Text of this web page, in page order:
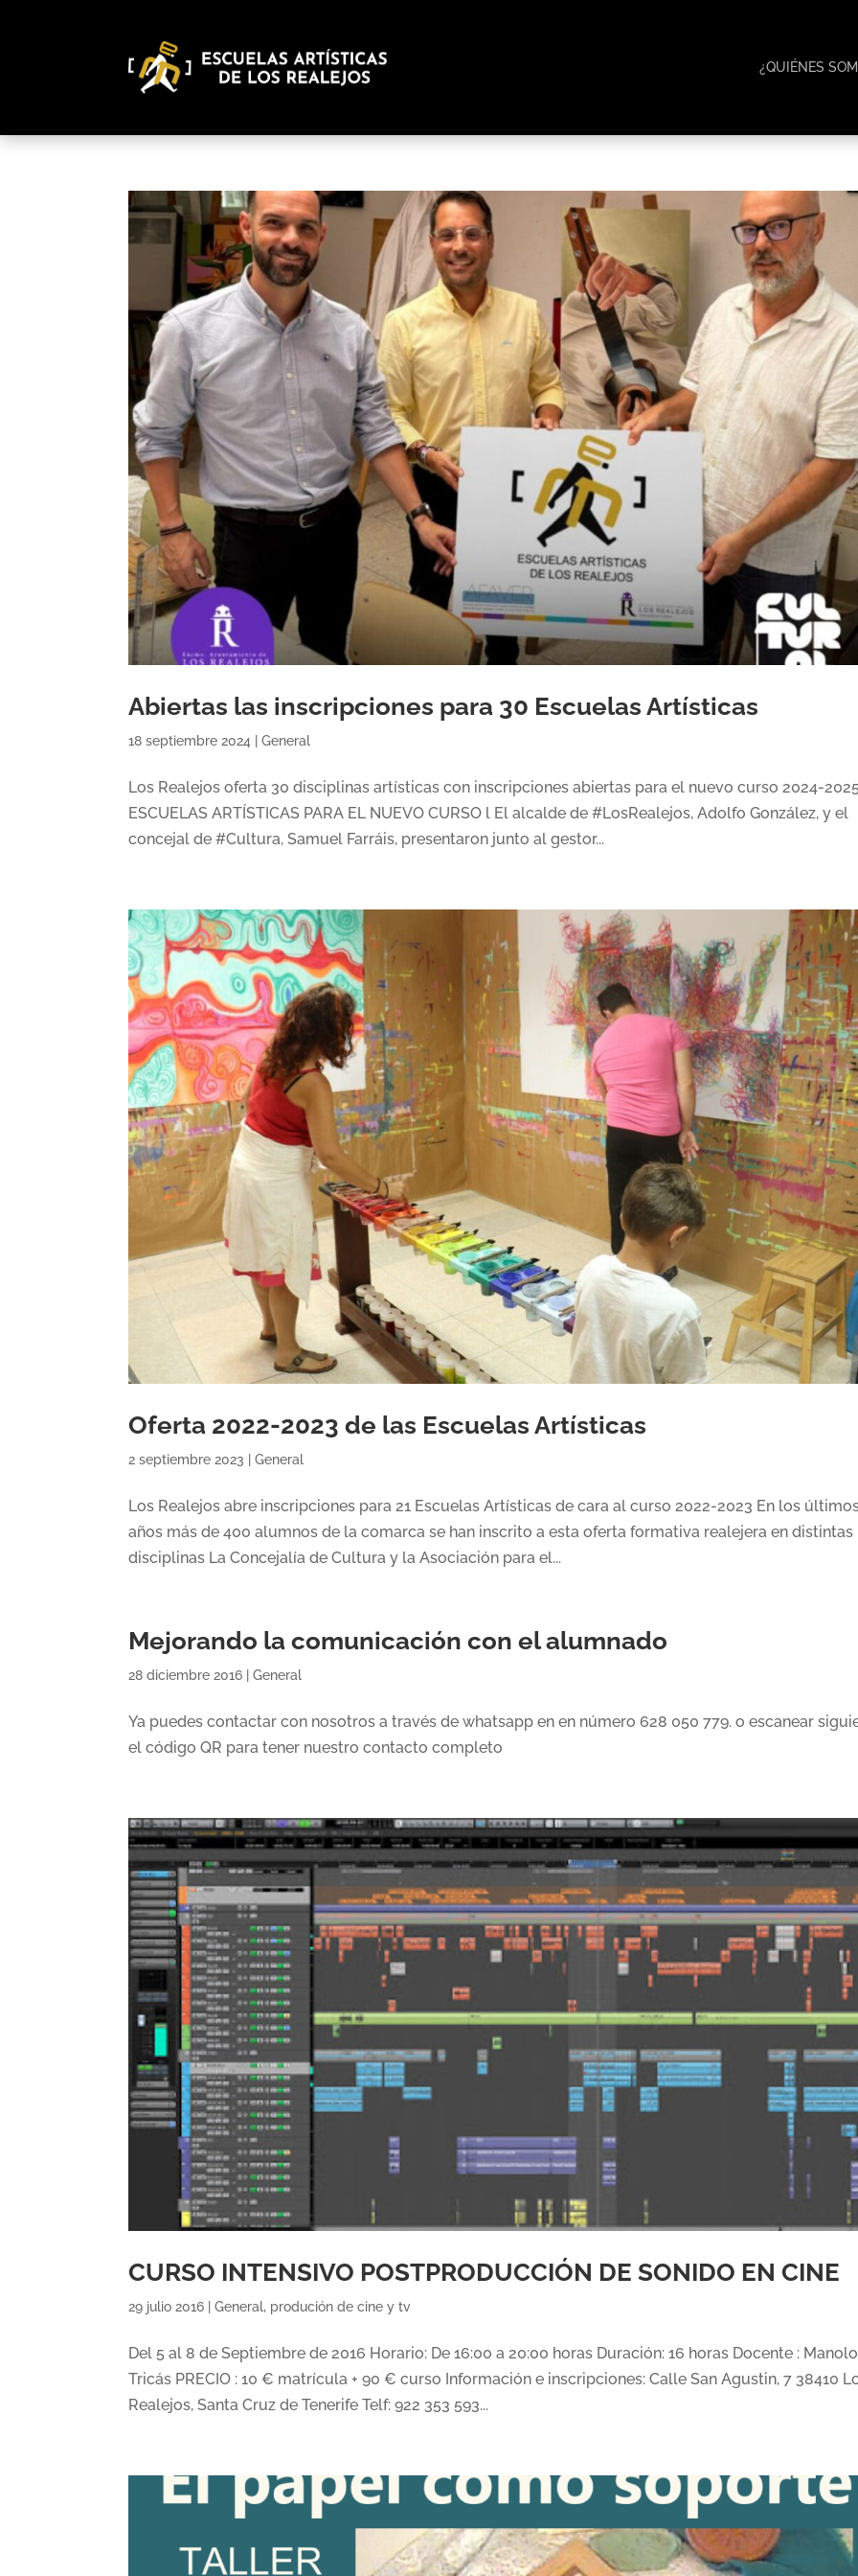
¿QUIÉNES
Abiertas las inscripciones para 30 Escuelas Artísticas
18 septiembre 2024 |General
Los Realejos oferta 30 disciplinas artísticas con inscripciones abiertas para el nuevo curso 2024-
ESCUELAS ARTÍSTICAS PARA EL NUEVO CURSO l El alcalde de #LosRealejos, Adolfo González, y el
concejal de #Cultura, Samuel Farráis, presentaron junto al gestor...
Oferta 2022-2023 de las Escuelas Artísticas
2 septiembre 2023 |General
Los Realejos abre inscripciones para 21 Escuelas Artísticas de cara al curso 2022-2023 En los
años más de 400 alumnos de la comarca se han inscrito a esta oferta formativa realejera en distintas
disciplinas La Concejalía de Cultura y la Asociación para el...
Mejorando la comunicación con el alumnado
28 diciembre 2016 |General
Ya puedes contactar con nosotros a través de whatsapp en en número 628 050 779. o escanear
el código QR para tener nuestro contacto completo
CURSO INTENSIVO POSTPRODUCCIÓN DE SONIDO EN CINE
29 julio 2016 |General, produción de cine y tv
Del 5 al 8 de Septiembre de 2016 Horario: De 16:00 a 20:00 horas Duración: 16 horas Docente : Manolo
Tricás PRECIO : 10 € matrícula + 90 € curso Información e inscripciones: Calle San Agustin, 7 38410
Realejos, Santa Cruz de Tenerife Telf: 922 353 593...